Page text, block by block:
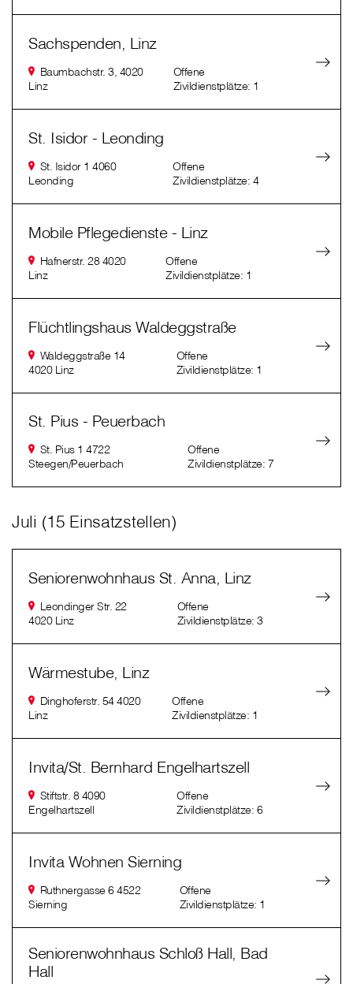
Sachspenden, Linz
Baumbachstr. 3, 4020
Linz
Offene
Zivildienstplätze: 1
St. Isidor - Leonding
St. Isidor 1 4060
Leonding
Offene
Zivildienstplätze: 4
Mobile Pflegedienste - Linz
Hafnerstr. 28 4020
Linz
Offene
Zivildienstplätze: 1
Flüchtlingshaus Waldeggstraße
Waldeggstraße 14
4020 Linz
Offene
Zivildienstplätze: 1
St. Pius - Peuerbach
St. Pius 1 4722
Steegen/Peuerbach
Offene
Zivildienstplätze: 7
Juli (15 Einsatzstellen)
Seniorenwohnhaus St. Anna, Linz
Leondinger Str. 22
4020 Linz
Offene
Zivildienstplätze: 3
Wärmestube, Linz
Dinghoferstr. 54 4020
Linz
Offene
Zivildienstplätze: 1
Invita/St. Bernhard Engelhartszell
Stiftstr. 8 4090
Engelhartszell
Offene
Zivildienstplätze: 6
Invita Wohnen Sierning
Ruthnergasse 6 4522
Sierning
Offene
Zivildienstplätze: 1
Seniorenwohnhaus Schloß Hall, Bad
Hall